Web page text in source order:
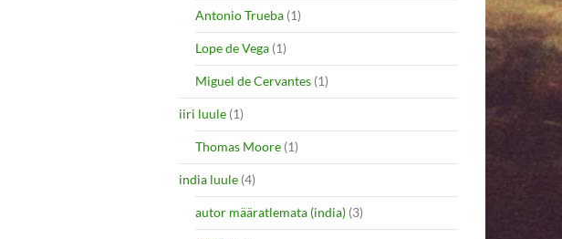
Antonio Trueba (1)
Lope de Vega (1)
Miguel de Cervantes (1)
iiri luule (1)
Thomas Moore (1)
india luule (4)
autor määratlemata (india) (3)